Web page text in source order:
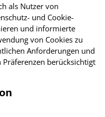
als Nutzer von
und Cookie-
und informierte
von Cookies zu
Anforderungen und
Präferenzen berücksichtigt